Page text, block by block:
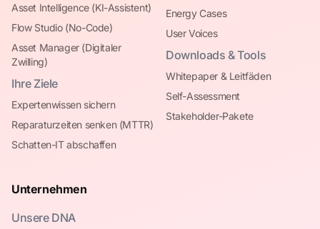
Asset Intelligence (KI-Assistent)
Flow Studio (No-Code)
Asset Manager (Digitaler
Zwilling)
Ihre Ziele
Expertenwissen sichern
Reparaturzeiten senken (MTTR)
Schatten-IT abschaffen
Energy Cases
User Voices
Downloads & Tools
Whitepaper & Leitfäden
Self-Assessment
Stakeholder-Pakete
Unternehmen
Unsere DNA